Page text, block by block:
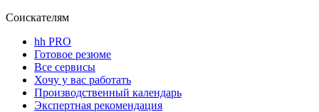
Соискателям
hh PRO
Готовое резюме
Все сервисы
Хочу у вас работать
Производственный календарь
Экспертная рекомендация